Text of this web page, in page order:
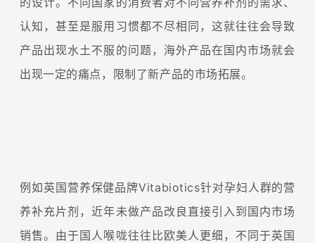
认知，甚至是服用习惯都不尽相同，这就往往会导致
产品出现水土不服的问题，海外产品在国内市场就会
出现一定的痛点，限制了新产品的市场拓展。
例如英国营养保健品牌Vitabiotics针对孕妇人群的营
养补充片剂，近年未做产品改良直接引入到国内市场
销售。由于国人喉咙往往比欧美人更细，不同于英国